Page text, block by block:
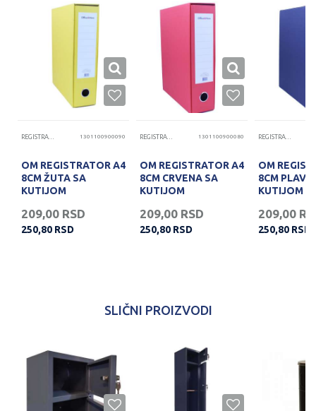
REGISTRATORI 1301100900090
OM REGISTRATOR A4
8CM ŽUTA SA
KUTIJOM
209,00 RSD
250,80 RSD
REGISTRATORI 1301100900080
OM REGISTRATOR A4
8CM CRVENA SA
KUTIJOM
209,00 RSD
250,80 RSD
REGISTRATORI
OM
8CM PLAVA
KUTIJOM
209,00
250,80 RSD
SLIČNI PROIZVODI